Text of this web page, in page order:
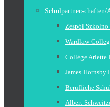
Schulpartnerschaften/
Zespół
Wardlaw-
Collège Arlette
James
Berufliche
Albert